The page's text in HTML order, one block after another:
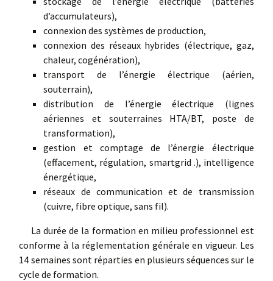
d’accumulateurs),
connexion des systèmes de production,
connexion des réseaux hybrides (électrique, gaz,
chaleur, cogénération),
transport de l’énergie électrique (aérien,
souterrain),
distribution de l’énergie électrique (lignes
aériennes et souterraines HTA/BT, poste de
transformation),
gestion et comptage de l’énergie électrique
(effacement, régulation, smartgrid .), intelligence
énergétique,
réseaux de communication et de transmission
(cuivre, fibre optique, sans fil).
La durée de la formation en milieu professionnel est
conforme à la réglementation générale en vigueur. Les
14 semaines sont réparties en plusieurs séquences sur le
cycle de formation.